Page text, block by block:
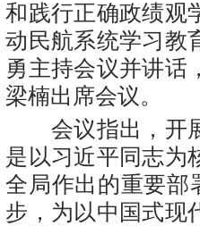
和践行正确政绩观
动民航系统学习教
勇主持会议并讲话
梁楠出席会议。
会议指出，开展
是以习近平同志为
全局作出的重要部
步，为以中国式现